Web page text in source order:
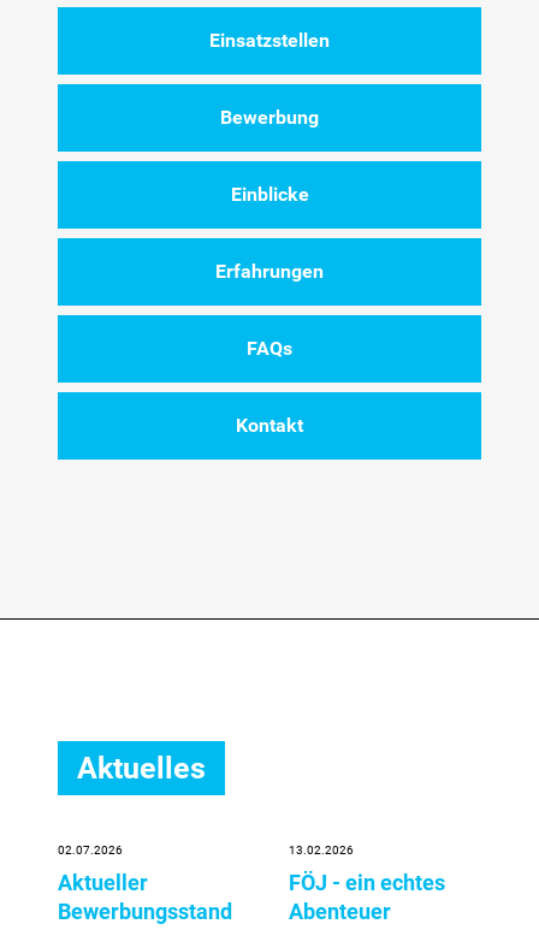
Einsatzstellen
Bewerbung
Einblicke
Erfahrungen
FAQs
Kontakt
Aktuelles
02.07.2026
Aktueller
Bewerbungsstand
13.02.2026
FÖJ - ein echtes
Abenteuer